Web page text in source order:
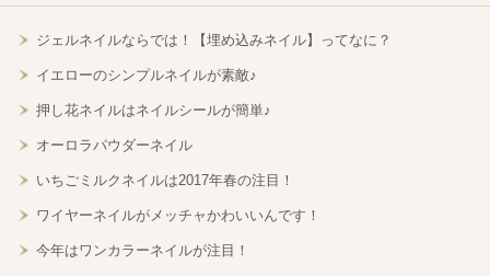
ジェルネイルならでは！【埋め込みネイル】ってなに？
イエローのシンプルネイルが素敵♪
押し花ネイルはネイルシールが簡単♪
オーロラパウダーネイル
いちごミルクネイルは2017年春の注目！
ワイヤーネイルがメッチャかわいいんです！
今年はワンカラーネイルが注目！